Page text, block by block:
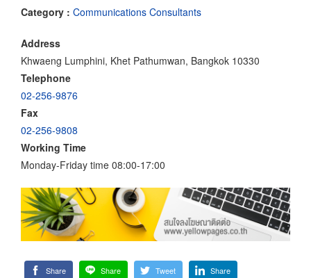
Category : Communications Consultants
Address
Khwaeng Lumphini, Khet Pathumwan, Bangkok 10330
Telephone
02-256-9876
Fax
02-256-9808
Working Time
Monday-Friday time 08:00-17:00
Share Share Tweet Share